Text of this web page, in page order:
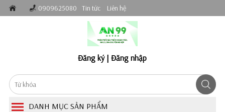
0909625080 Tin tức Liên hệ
Đăng ký|Đăng nhập
DANH MỤC SẢN PHẨM